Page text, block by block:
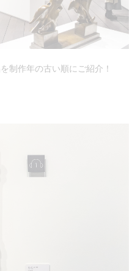
制作年の古い順にご紹介！